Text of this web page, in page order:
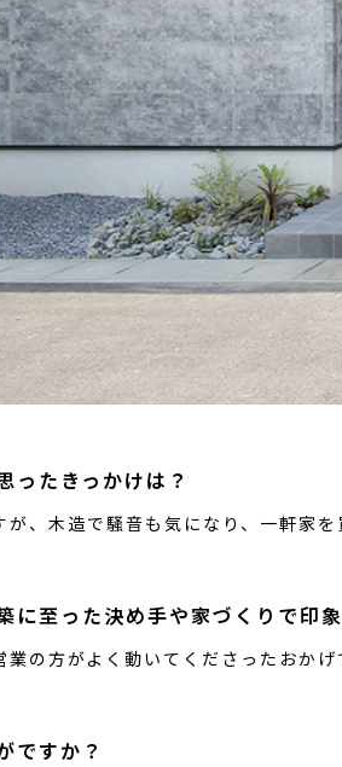
ったきっかけは？
、木造で騒音も気になり、一軒家を
に至った決め手や家づくりで印
の方がよく動いてくださったおか
ですか？